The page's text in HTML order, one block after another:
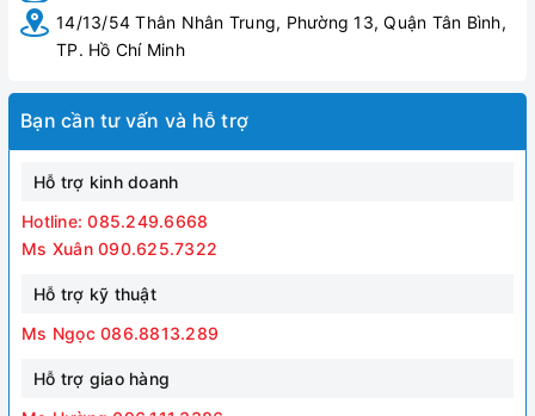
14/13/54 Thân Nhân Trung, Phường 13, Quận Tân Bình,
TP. Hồ Chí Minh
Bạn cần tư vấn và hỗ trợ
Hỗ trợ kinh doanh
Hotline: 085.249.6668
Ms Xuân 090.625.7322
Hỗ trợ kỹ thuật
Ms Ngọc 086.8813.289
Hỗ trợ giao hàng